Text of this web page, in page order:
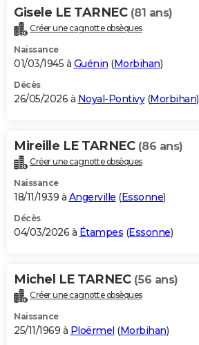
Alimentation
Guide de la santé
Maladies
Médicaments
Sommeil
VOYAGE
Destinations
City break
Voyage nature
Voyage de noces
Forum
Climat
+PHOTO
GUIDES D'ACHAT
BONS PLANS
Carte de Noël
Carte Bonne année
Carte Saint-Valentin
Carte Pâques
Carte d'anniversaire
DICTIONNAIRE
Dictionnaire
Biographies
Citations
Expressions
Proverbes
PROGRAMME TV
S'inscrire
Se connecter
Lycées
Collèges
Primaires
Universités
Entreprises
Service militaire
Avis de recherche
AVIS DE DÉCÈS
Bricolage
Lifestyle
Culture
Sport
Auto
Television
Voyage
Cinema
Gisele LE TARNEC (81 ans)
Créer une cagnotte obsèques
Naissance
01/03/1945 à Guénin (Morbihan)
Décès
26/05/2026 à Noyal-Pontivy(Morbihan)
Mireille LE TARNEC (86 ans)
Créer une cagnotte obsèques
Naissance
18/11/1939 à Angerville (Essonne)
Décès
04/03/2026 à Étampes (Essonne)
Michel LE TARNEC (56 ans)
Créer une cagnotte obsèques
Naissance
25/11/1969 à Ploërmel (Morbihan)